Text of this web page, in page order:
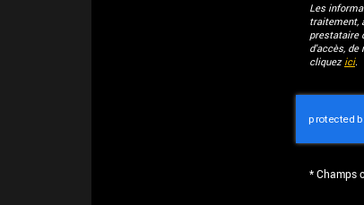
Les
traitement,
prestataire
d'accès, de
cliquez ici.
*Champs